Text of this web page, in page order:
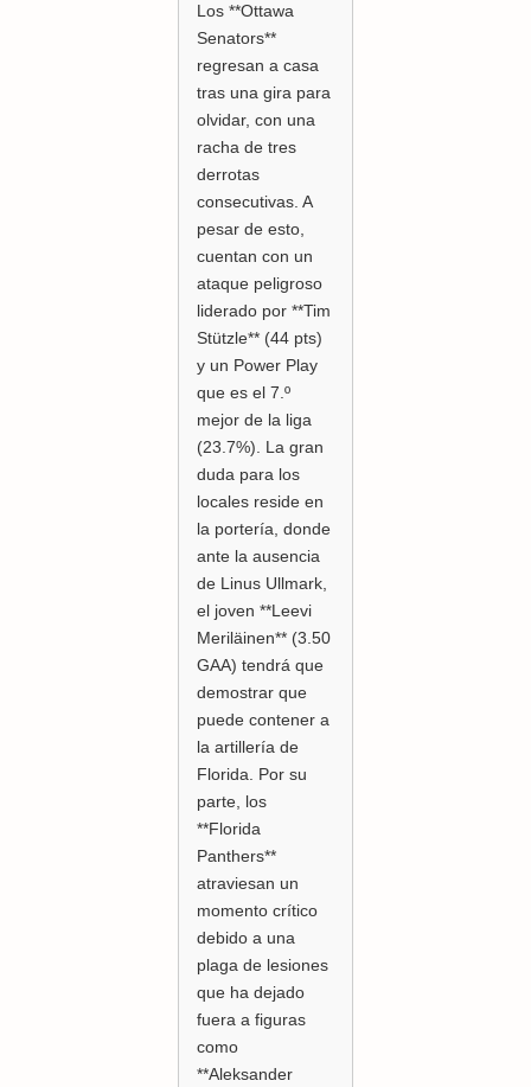
Los **Ottawa
Senators**
regresan a casa
tras una gira para
olvidar, con una
racha de tres
derrotas
consecutivas. A
pesar de esto,
cuentan con un
ataque peligroso
liderado por **Tim
Stützle** (44 pts)
y un Power Play
que es el 7.º
mejor de la liga
(23.7%). La gran
duda para los
locales reside en
la portería, donde
ante la ausencia
de Linus Ullmark,
el joven **Leevi
Meriläinen** (3.50
GAA) tendrá que
demostrar que
puede contener a
la artillería de
Florida. Por su
parte, los
**Florida
Panthers**
atraviesan un
momento crítico
debido a una
plaga de lesiones
que ha dejado
fuera a figuras
como
**Aleksander